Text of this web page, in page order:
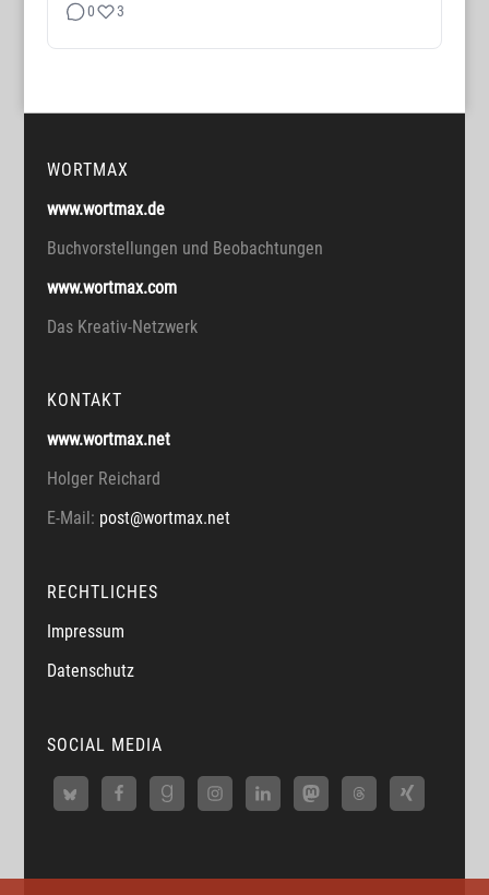
0 3
WORTMAX
www.wortmax.de
Buchvorstellungen und Beobachtungen
www.wortmax.com
Das Kreativ-Netzwerk
KONTAKT
www.wortmax.net
Holger Reichard
E-Mail: post@wortmax.net
RECHTLICHES
Impressum
Datenschutz
SOCIAL MEDIA